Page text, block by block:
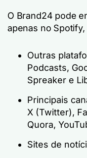
O Brand24 pode
apenas no
Outras
Podcasts,
Spreaker e
Principais
X (Twitter),
Quora,
Sites de